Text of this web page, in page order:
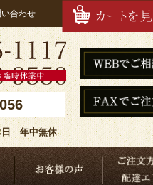
合わせ
日 年中無休
選ぶ金の美膳が選ばれる理由お客様の声